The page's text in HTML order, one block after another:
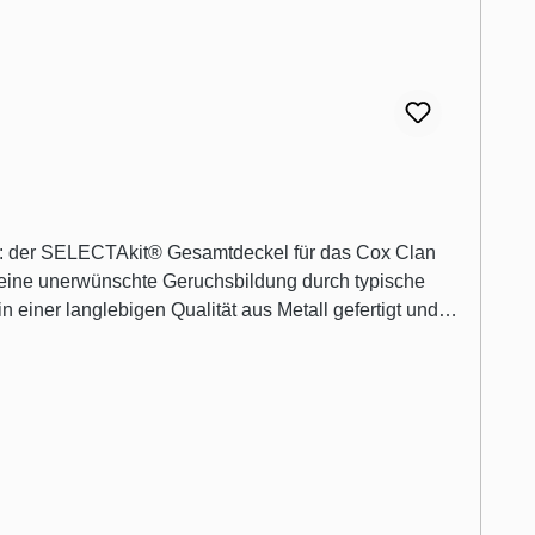
unerwünschte Geruchsbildung durch typische
einer langlebigen Qualität aus Metall gefertigt und